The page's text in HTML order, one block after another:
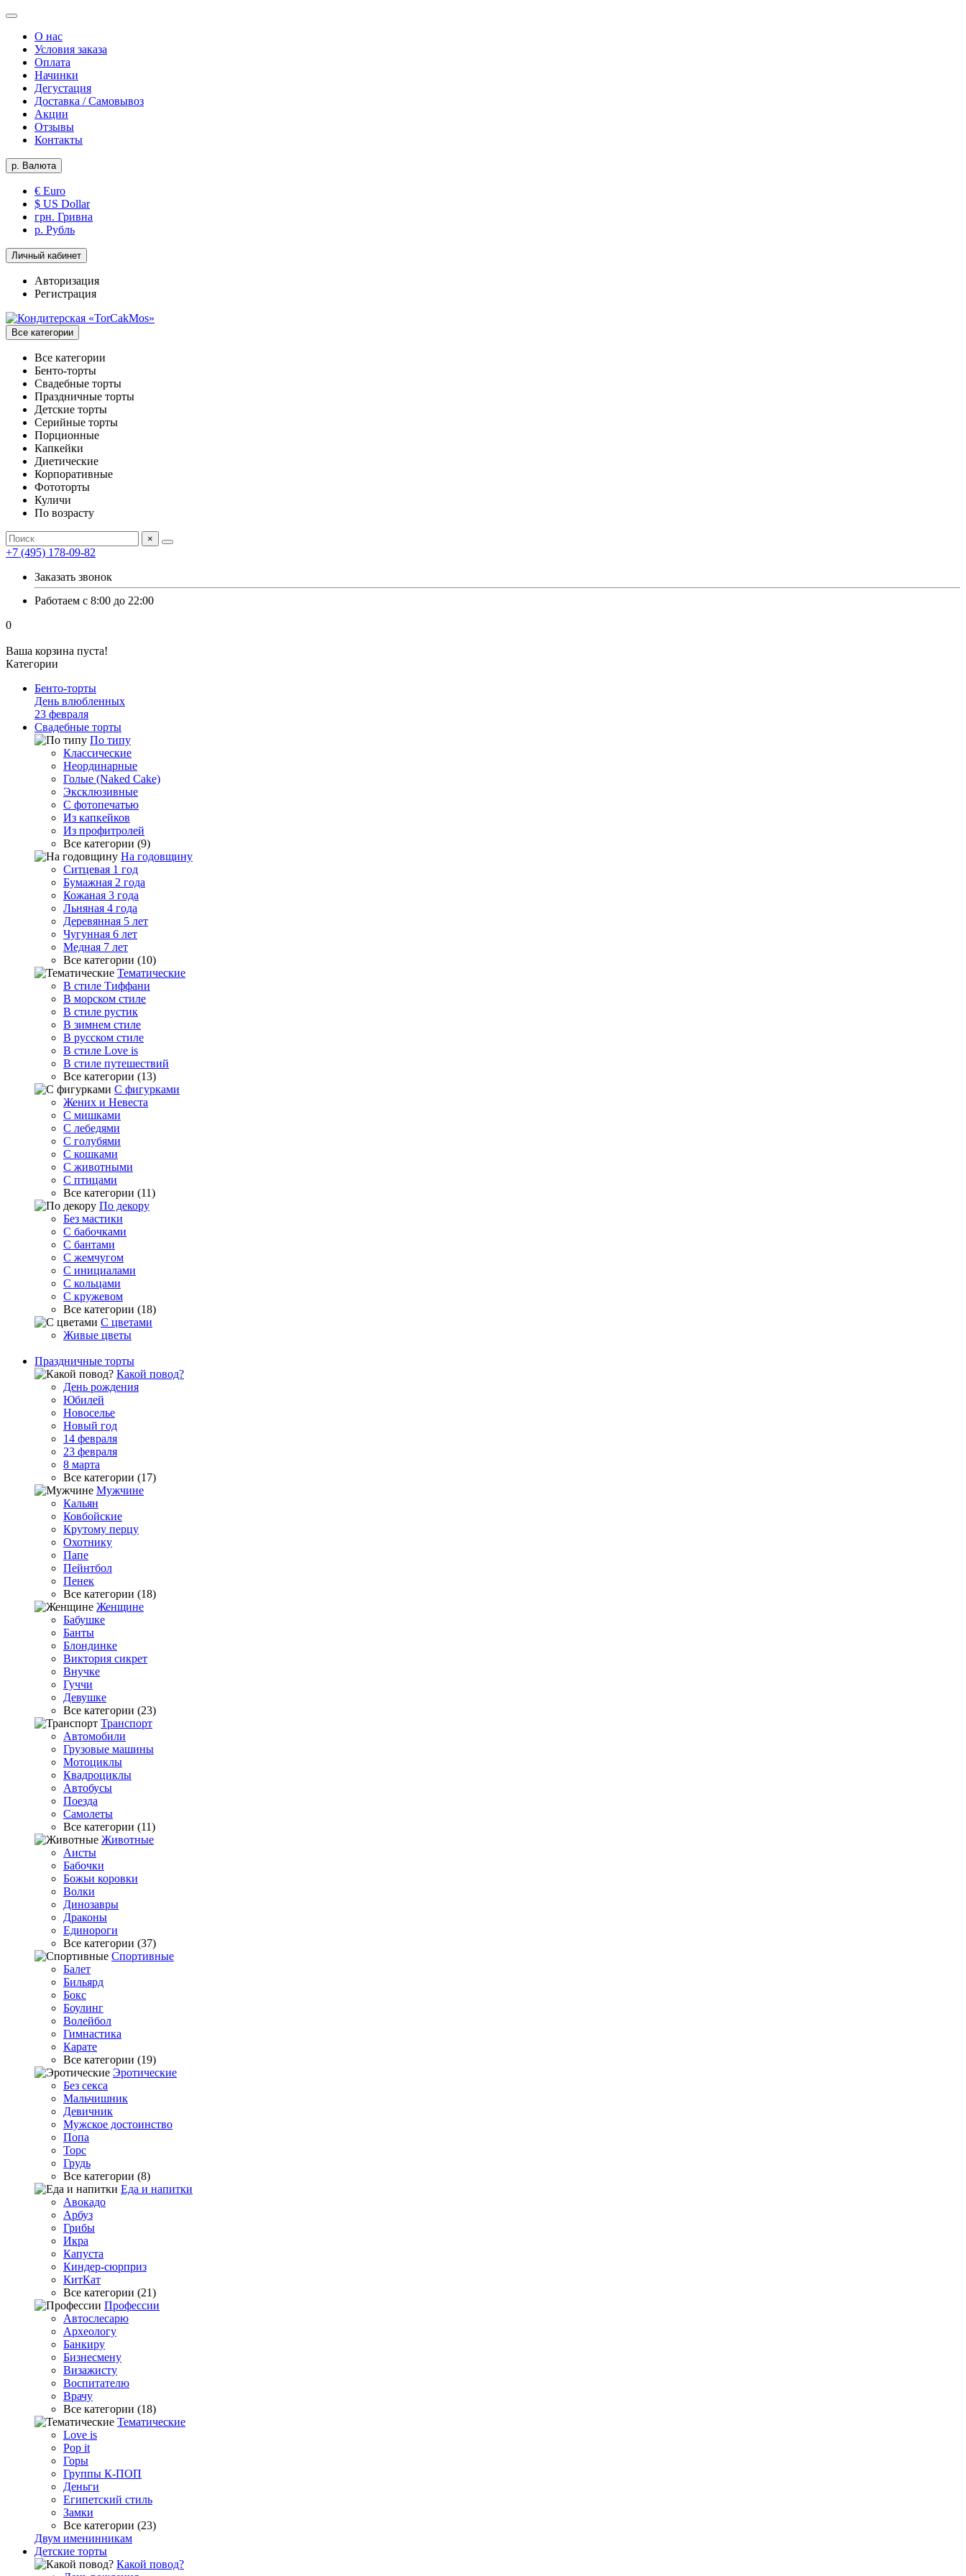
О нас
Условия заказа
Оплата
Начинки
Дегустация
Доставка / Самовывоз
Акции
Отзывы
Контакты
р. Валюта
€ Euro
$ US Dollar
грн. Гривна
р. Рубль
Личный кабинет
Авторизация
Регистрация
Все категории
Все категории
Бенто-торты
Свадебные торты
Праздничные торты
Детские торты
Серийные торты
Порционные
Капкейки
Диетические
Корпоративные
Фототорты
Куличи
По возрасту
×
+7 (495) 178-09-82
Заказать звонок
Работаем с 8:00 до 22:00
0
Ваша корзина пуста!
Категории
Бенто-торты
День влюбленных
23 февраля
Свадебные торты
По типу
Классические
Неординарные
Голые (Naked Cake)
Эксклюзивные
С фотопечатью
Из капкейков
Из профитролей
Все категории (9)
На годовщину
Ситцевая 1 год
Бумажная 2 года
Кожаная 3 года
Льняная 4 года
Деревянная 5 лет
Чугунная 6 лет
Медная 7 лет
Все категории (10)
Тематические
В стиле Тиффани
В морском стиле
В стиле рустик
В зимнем стиле
В русском стиле
В стиле Love is
В стиле путешествий
Все категории (13)
С фигурками
Жених и Невеста
С мишками
С лебедями
С голубями
С кошками
С животными
С птицами
Все категории (11)
По декору
Без мастики
С бабочками
С бантами
С жемчугом
С инициалами
С кольцами
С кружевом
Все категории (18)
С цветами
Живые цветы
Праздничные торты
Какой повод?
День рождения
Юбилей
Новоселье
Новый год
14 февраля
23 февраля
8 марта
Все категории (17)
Мужчине
Кальян
Ковбойские
Крутому перцу
Охотнику
Папе
Пейнтбол
Пенек
Все категории (18)
Женщине
Бабушке
Банты
Блондинке
Виктория сикрет
Внучке
Гуччи
Девушке
Все категории (23)
Транспорт
Автомобили
Грузовые машины
Мотоциклы
Квадроциклы
Автобусы
Поезда
Самолеты
Все категории (11)
Животные
Аисты
Бабочки
Божьи коровки
Волки
Динозавры
Драконы
Единороги
Все категории (37)
Спортивные
Балет
Бильярд
Бокс
Боулинг
Волейбол
Гимнастика
Карате
Все категории (19)
Эротические
Без секса
Мальчишник
Девичник
Мужское достоинство
Попа
Торс
Грудь
Все категории (8)
Еда и напитки
Авокадо
Арбуз
Грибы
Икра
Капуста
Киндер-сюрприз
КитКат
Все категории (21)
Профессии
Автослесарю
Археологу
Банкиру
Бизнесмену
Визажисту
Воспитателю
Врачу
Все категории (18)
Тематические
Love is
Pop it
Горы
Группы К-ПОП
Деньги
Египетский стиль
Замки
Все категории (23)
Двум именинникам
Детские торты
Какой повод?